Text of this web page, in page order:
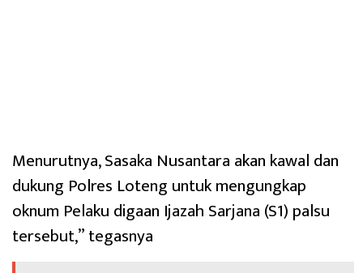
Menurutnya, Sasaka Nusantara akan kawal dan
dukung Polres Loteng untuk mengungkap
oknum Pelaku digaan Ijazah Sarjana (S1) palsu
tersebut,” tegasnya